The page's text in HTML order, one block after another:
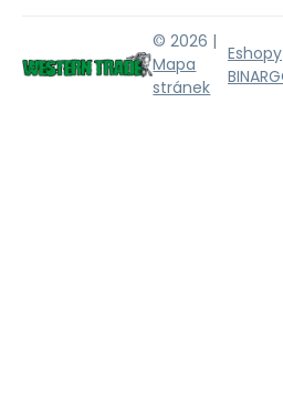
© 2026 |
Mapa
stránek
Eshopy